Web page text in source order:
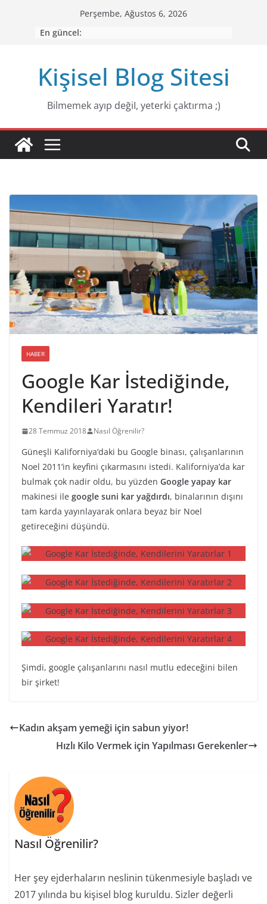
Perşembe, Ağustos 6, 2026
En güncel:
Kişisel Blog Sitesi
Bilmemek ayıp değiI, yeterki çaktırma ;)
HABER
Google Kar İstediğinde,
Kendileri Yaratır!
28 Temmuz 2018 Nasıl Öğrenilir?
Güneşli Kaliforniya’daki bu Google binası, çalışanlarının
Noel 2011’in keyfini çıkarmasını istedi. Kaliforniya’da kar
bulmak çok nadir oldu, bu yüzden Google yapay kar
makinesi ile google suni kar yağdırdı, binalarının dışını
tam karda yayınlayarak onlara beyaz bir Noel
getireceğini düşündü.
Şimdi, google çalışanlarını nasıl mutlu edeceğini bilen
bir şirket!
Kadın akşam yemeği için sabun yiyor!
Hızlı Kilo Vermek için Yapılması Gerekenler
Nasıl Öğrenilir?
Her şey ejderhaların neslinin tükenmesiyle başladı ve
2017 yılında bu kişisel blog kuruldu. Sizler değerli